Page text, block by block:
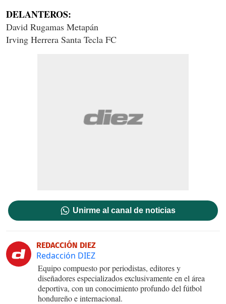
DELANTEROS:
David Rugamas Metapán
Irving Herrera Santa Tecla FC
Unirme al canal de noticias
REDACCIÓN DIEZ
Redacción DIEZ
Equipo compuesto por periodistas, editores y
diseñadores especializados exclusivamente en el área
deportiva, con un conocimiento profundo del fútbol
hondureño e internacional.